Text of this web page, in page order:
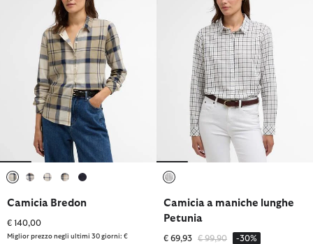
Camicia Bredon
€ 140,00
Miglior prezzo negli ultimi 30 giorni: €
Camicia a maniche lunghe
Petunia
€ 69,93 Prezzo ridotto da
€ 99,90a -30%